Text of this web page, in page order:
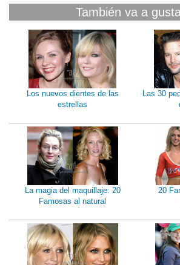
También va a
Los nuevos dientes de las
estrellas
Las 30
La magia del maquillaje: 20
Famosas al natural
20